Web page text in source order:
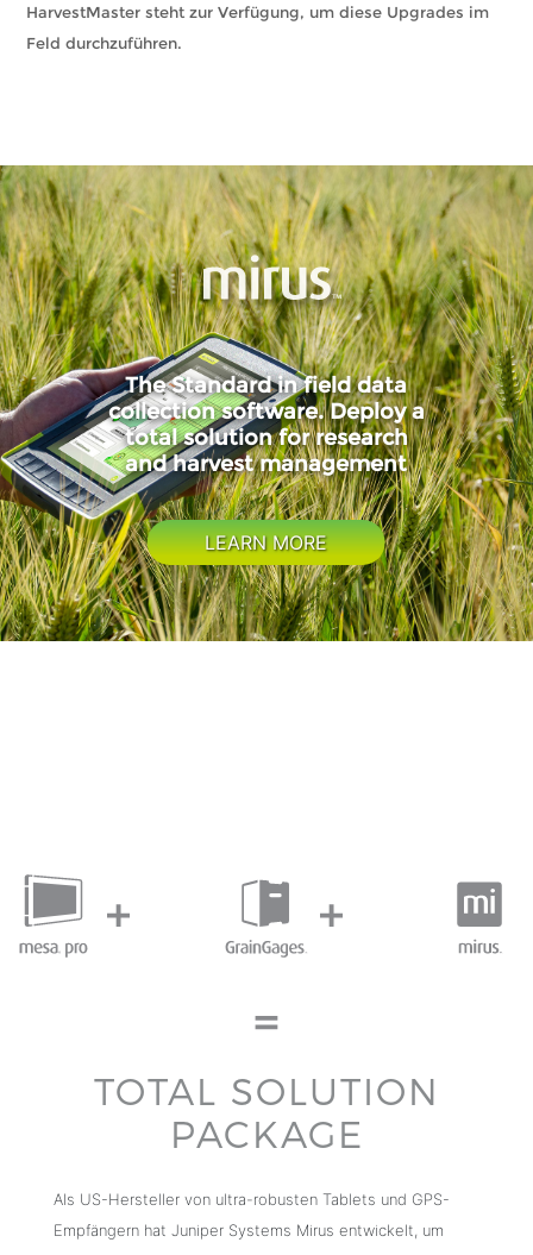
HarvestMaster steht zur Verfügung, um diese Upgrades im
Feld durchzuführen.
The Standard in field data
collection software. Deploy a
total solution for research
and harvest management
LEARN MORE
TOTAL SOLUTION
PACKAGE
Als US-Hersteller von ultra-robusten Tablets und GPS-
Empfängern hat Juniper Systems Mirus entwickelt, um